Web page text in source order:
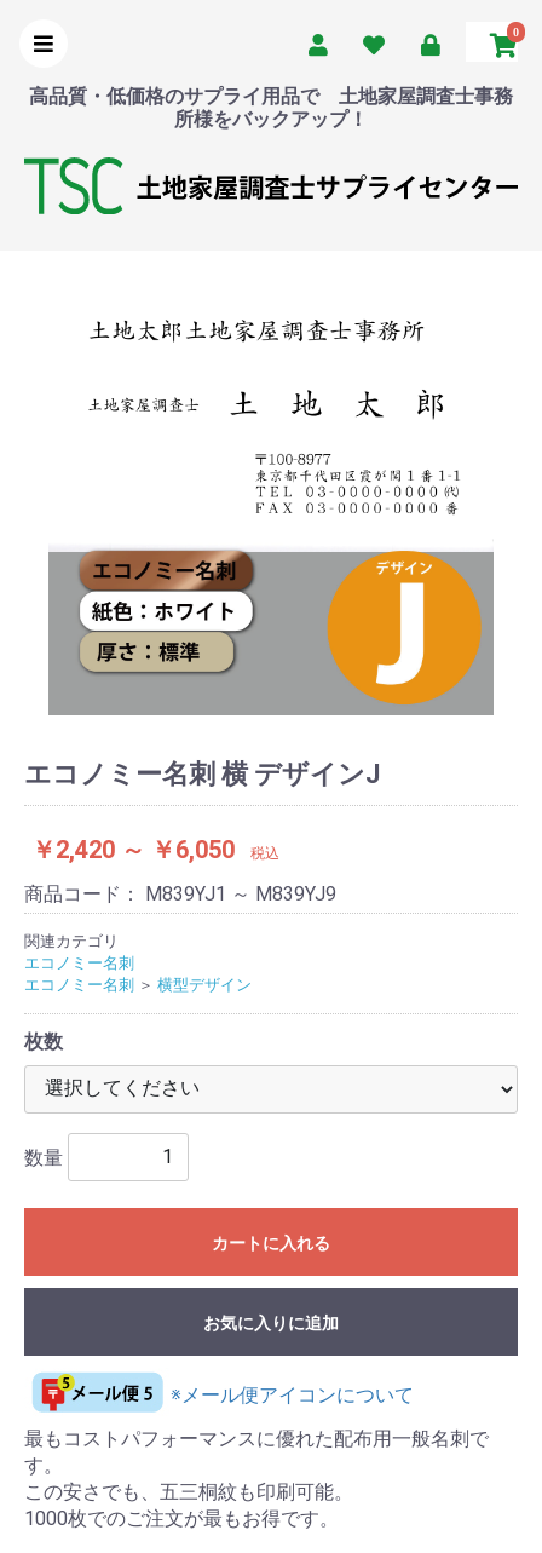
0
高品質・低価格のサプライ用品で 土地家屋調査士事務
所様をバックアップ！
エコノミー名刺 横 デザインJ
￥2,420 ～ ￥6,050 税込
商品コード： M839YJ1 ～ M839YJ9
関連カテゴリ
エコノミー名刺
エコノミー名刺 ＞ 横型デザイン
枚数
数量
カートに入れる
お気に入りに追加
※メール便アイコンについて
最もコストパフォーマンスに優れた配布用一般名刺で
す。
この安さでも、五三桐紋も印刷可能。
1000枚でのご注文が最もお得です。